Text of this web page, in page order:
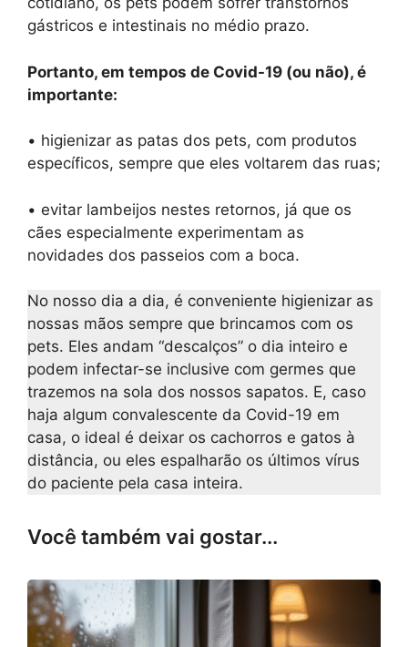
gástricos e intestinais no médio prazo.
Portanto, em tempos de Covid-19 (ou não), é
importante:
• higienizar as patas dos pets, com produtos
específicos, sempre que eles voltarem das ruas;
• evitar lambeijos nestes retornos, já que os
cães especialmente experimentam as
novidades dos passeios com a boca.
No nosso dia a dia, é conveniente higienizar as
nossas mãos sempre que brincamos com os
pets. Eles andam “descalços” o dia inteiro e
podem infectar-se inclusive com germes que
trazemos na sola dos nossos sapatos. E, caso
haja algum convalescente da Covid-19 em
casa, o ideal é deixar os cachorros e gatos à
distância, ou eles espalharão os últimos vírus
do paciente pela casa inteira.
Você também vai gostar...